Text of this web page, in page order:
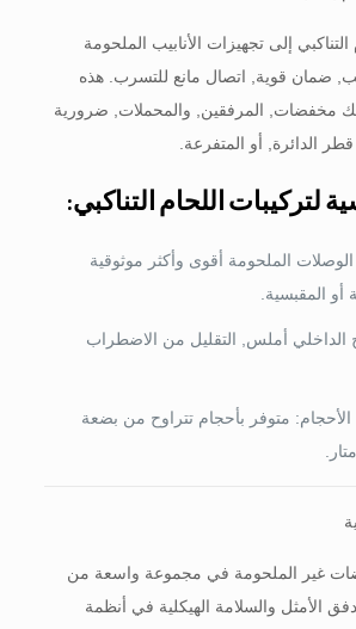
إلى تجهيزات الأنابيب الملحومة
ضمان قوية, اتصال مانع للتسرب. هذه
مخفضات, المرفقين, والمحملات, ضرورية
قطر الدائرة, أو المتفرعة.
لتركيبات اللحام التناكبي:
الوصلات الملحومة أقوى وأكثر موثوقية
أو المقبسية.
أملس, التقليل من الاضطراب
متوفر بأحجام تتراوح من بضعة
غير الملحومة في مجموعة واسعة من
الأمثل والسلامة الهيكلية في أنظمة